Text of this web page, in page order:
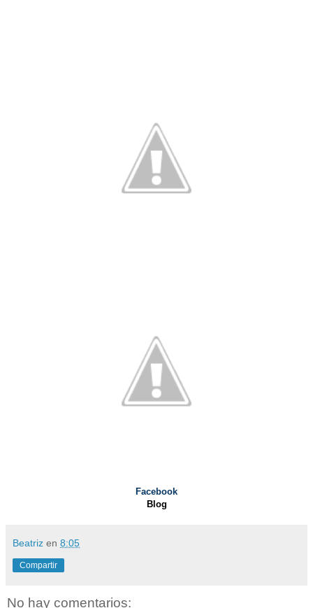
Facebook
Blog
Beatriz en 8:05
Compartir
No hay comentarios: